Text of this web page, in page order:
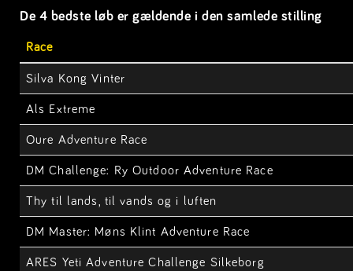
De 4 bedste løb er gældende i den samlede stilling
Race
Silva Kong Vinter
Als Extreme
Oure Adventure Race
DM Challenge: Ry Outdoor Adventure Race
Thy til lands, til vands og i luften
DM Master: Møns Klint Adventure Race
ARES Yeti Adventure Challenge Silkeborg